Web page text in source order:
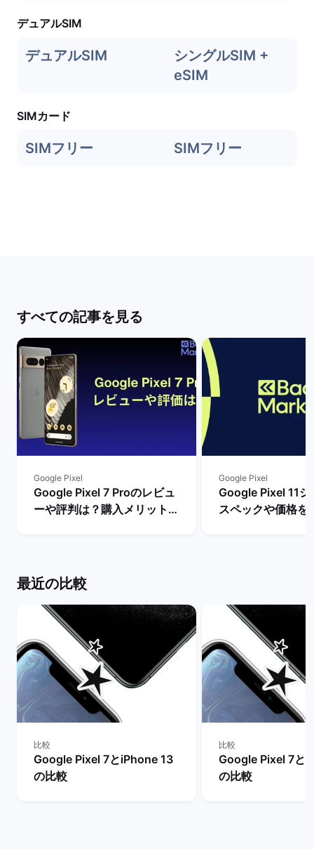
デュアルSIM
デュアルSIM
シングルSIM +
eSIM
SIMカード
SIMフリー SIMフリー
すべての記事を見る
Google Pixel
Google Pixel 7 Proのレビュ
ーや評判は？購入メリットと
Google Pixel
Google Pixel 11シ
スペックや価格を
最近の比較
比較
Google Pixel 7とiPhone 13
の比較
比較
Google Pixel 7と
の比較